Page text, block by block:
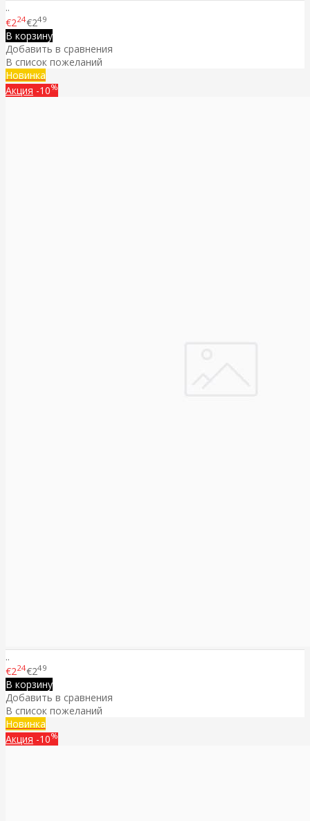
..
€224€249
В корзину
Добавить в сравнения
В список пожеланий
Новинка
Акция -10%
..
€224€249
В корзину
Добавить в сравнения
В список пожеланий
Новинка
Акция -10%